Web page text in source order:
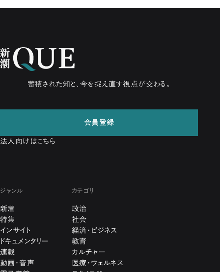
蓄積された知と、今を捉え直す視点が交わる。
会員登録
法人向けはこちら
ジャンル
新着
特集
インサイト
ドキュメンタリー
連載
動画・音声
カテゴリ
政治
社会
経済・ビジネス
教育
カルチャー
医療・ウェルネス